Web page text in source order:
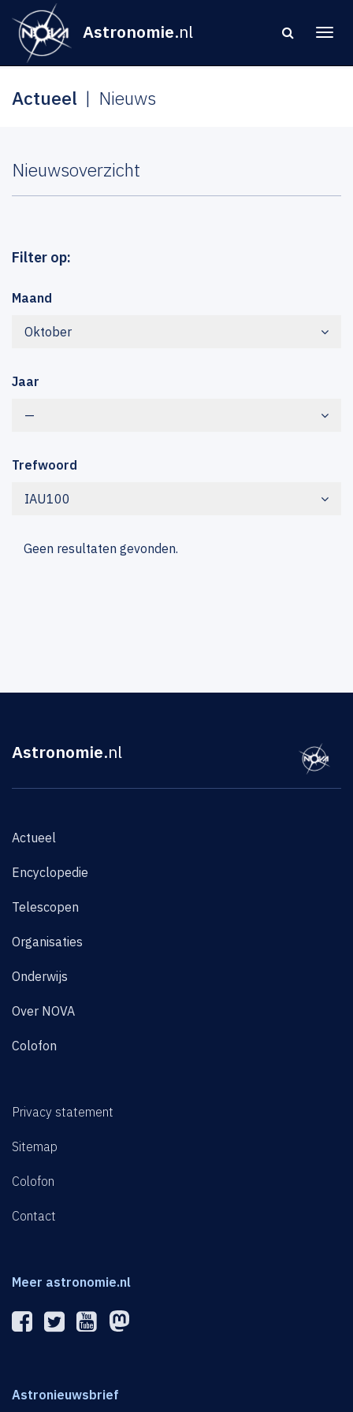
Astronomie.nl
Actueel Nieuws
Nieuwsoverzicht
Filter op:
Maand
Oktober
Jaar
—
Trefwoord
IAU100
Geen resultaten gevonden.
Astronomie.nl
Actueel
Encyclopedie
Telescopen
Organisaties
Onderwijs
Over NOVA
Colofon
Privacy statement
Sitemap
Colofon
Contact
Meer astronomie.nl
Astronieuwsbrief